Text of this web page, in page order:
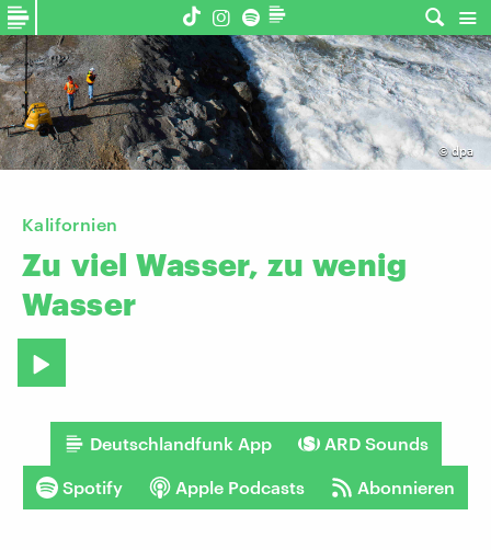
©dpa
Kalifornien
Zu viel Wasser, zu wenig
Wasser
Deutschlandfunk App ARD Sounds
Spotify Apple Podcasts Abonnieren